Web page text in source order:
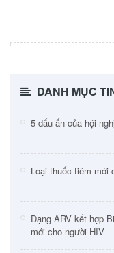
DANH MỤC
5 dấu ấn của hội
Loại thuốc tiêm mới
Dạng ARV kết hợp
mới cho người HIV